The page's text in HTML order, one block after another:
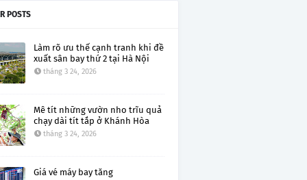
POSTS
Làm rõ ưu thế cạnh tranh khi đề
xuất sân bay thứ 2 tại Hà Nội
tháng 3 24, 2026
Mê tít những vườn nho trĩu quả
chạy dài tít tắp ở Khánh Hòa
tháng 3 24, 2026
Giá vé máy bay tăng